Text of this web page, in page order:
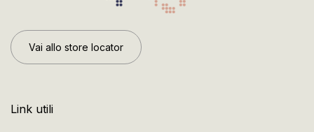
Vai allo store locator
Link utili